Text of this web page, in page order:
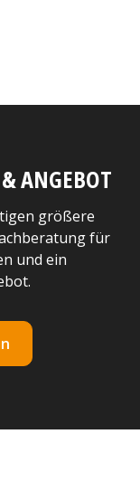
ANGEBOT
größere
für
und ein